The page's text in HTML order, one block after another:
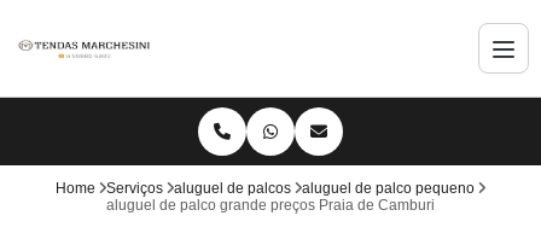
Home Serviços aluguel de palcos
aluguel de palco pequeno
aluguel de palco grande preços Praia de Camburi